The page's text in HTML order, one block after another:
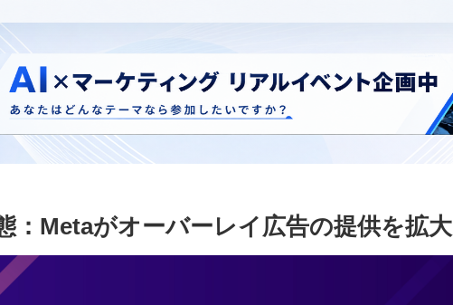
：Metaがオーバーレイ広告の提供を拡大